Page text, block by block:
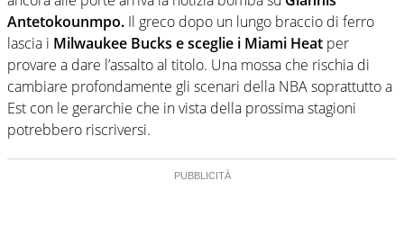
Antetokounmpo. Il greco dopo un lungo braccio di ferro
lascia i Milwaukee Bucks e sceglie i Miami Heat per
provare a dare l’assalto al titolo. Una mossa che rischia di
cambiare profondamente gli scenari della NBA soprattutto a
Est con le gerarchie che in vista della prossima stagioni
potrebbero riscriversi.